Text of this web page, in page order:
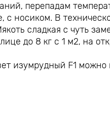
перепадам
с носиком. В
сладкая с чуть
до 8 кг с 1 м2, на
изумрудный F1